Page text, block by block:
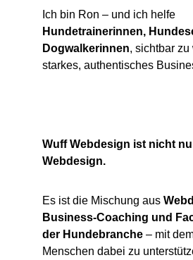
Ich bin Ron – und ich helfe
Hundetrainerinnen,
Dogwalkerinnen, sichtbar
starkes, authentisches
Wuff Webdesign ist nicht
Webdesign.
Es ist die Mischung aus
Business-Coaching und
der Hundebranche – mit
Menschen dabei zu